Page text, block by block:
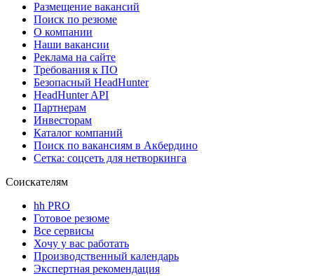
Размещение вакансий
Поиск по резюме
О компании
Наши вакансии
Реклама на сайте
Требования к ПО
Безопасный HeadHunter
HeadHunter API
Партнерам
Инвесторам
Каталог компаний
Поиск по вакансиям в Акбердино
Сетка: соцсеть для нетворкинга
Соискателям
hh PRO
Готовое резюме
Все сервисы
Хочу у вас работать
Производственный календарь
Экспертная рекомендация